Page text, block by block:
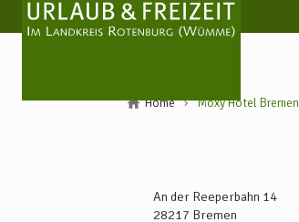
Home Moxy Hotel Bremen
An der Reeperbahn 14
28217 Bremen